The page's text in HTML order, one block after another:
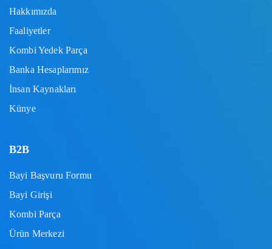
Hakkımızda
Faaliyetler
Kombi Yedek Parça
Banka Hesaplarımız
İnsan Kaynakları
Künye
B2B
Bayi Başvuru Formu
Bayi Girişi
Kombi Parça
Ürün Merkezi